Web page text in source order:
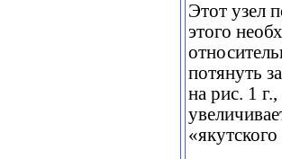
Этот узел
этого
потянуть
на рис. 1
«якутского